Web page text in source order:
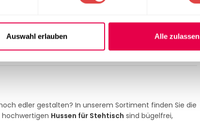
Auswahl erlauben Alle zulassen
edler gestalten? In unserem Sortiment finden Sie die
hochwertigen Hussen für Stehtisch sind bügelfrei,